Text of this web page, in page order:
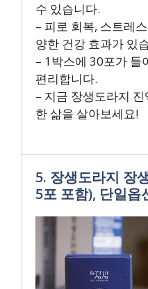
수 있습니다.
– 피로 회복, 스트레
양한 건강 효과가 있
– 1박스에 30포가 들
편리합니다.
– 지금 장생도라지
한 삶을 살아보세요!
5. 장생도라지 장
5포 포함), 단일옵